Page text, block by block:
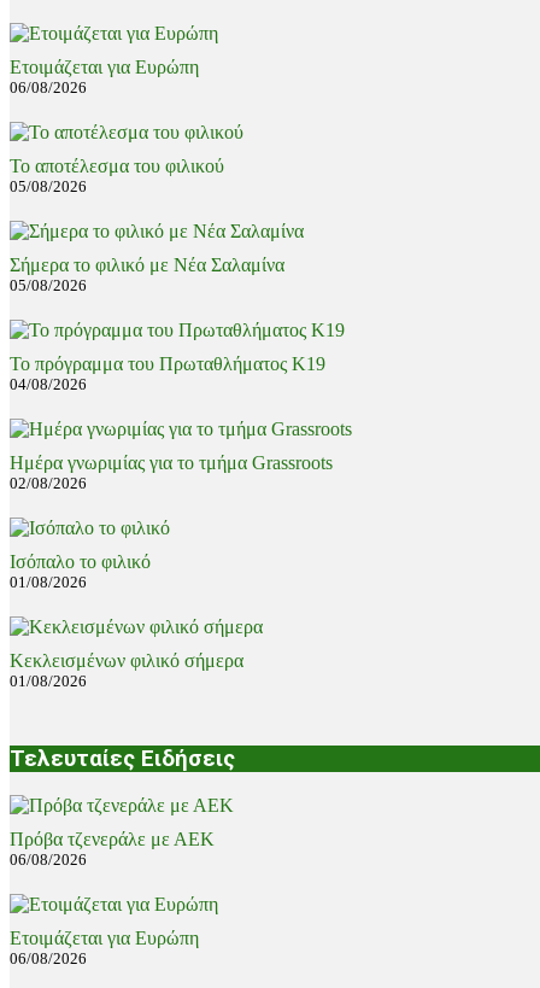
Ετοιμάζεται για Ευρώπη
06/08/2026
Το αποτέλεσμα του φιλικού
05/08/2026
Σήμερα το φιλικό με Νέα Σαλαμίνα
05/08/2026
Το πρόγραμμα του Πρωταθλήματος Κ19
04/08/2026
Ημέρα γνωριμίας για το τμήμα Grassroots
02/08/2026
Ισόπαλο το φιλικό
01/08/2026
Κεκλεισμένων φιλικό σήμερα
01/08/2026
Τελευταίες Ειδήσεις
Πρόβα τζενεράλε με ΑΕΚ
06/08/2026
Ετοιμάζεται για Ευρώπη
06/08/2026